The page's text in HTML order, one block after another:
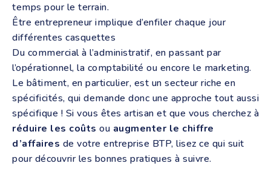
temps pour le terrain.
Être entrepreneur implique d’enfiler chaque jour
différentes casquettes
Du commercial à l’administratif, en passant par
l’opérationnel, la comptabilité ou encore le marketing.
Le bâtiment, en particulier, est un secteur riche en
spécificités, qui demande donc une approche tout aussi
spécifique ! Si vous êtes artisan et que vous cherchez à
réduire les coûts ou augmenter le chiffre
d’affaires de votre entreprise BTP, lisez ce qui suit
pour découvrir les bonnes pratiques à suivre.